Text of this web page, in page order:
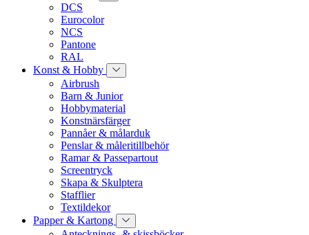
DCS
Eurocolor
NCS
Pantone
RAL
Konst & Hobby
Airbrush
Barn & Junior
Hobbymaterial
Konstnärsfärger
Pannåer & målarduk
Penslar & måleritillbehör
Ramar & Passepartout
Screentryck
Skapa & Skulptera
Stafflier
Textildekor
Papper & Kartong